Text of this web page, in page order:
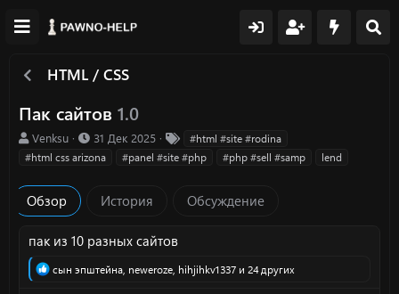
HTML / CSS
Пак сайтов 1.0
А
в
о
р
Venksu
Д
а
д
а
31 Дек 2025
е
#html #site #rodina
#html css arizona
#panel #site #php #php #sell #samp lend
Обзор История Обсуждение
пак из 10 разных сайтов
Р
сын эпштейна, neweroze, hihjihkv1337 и 24 других